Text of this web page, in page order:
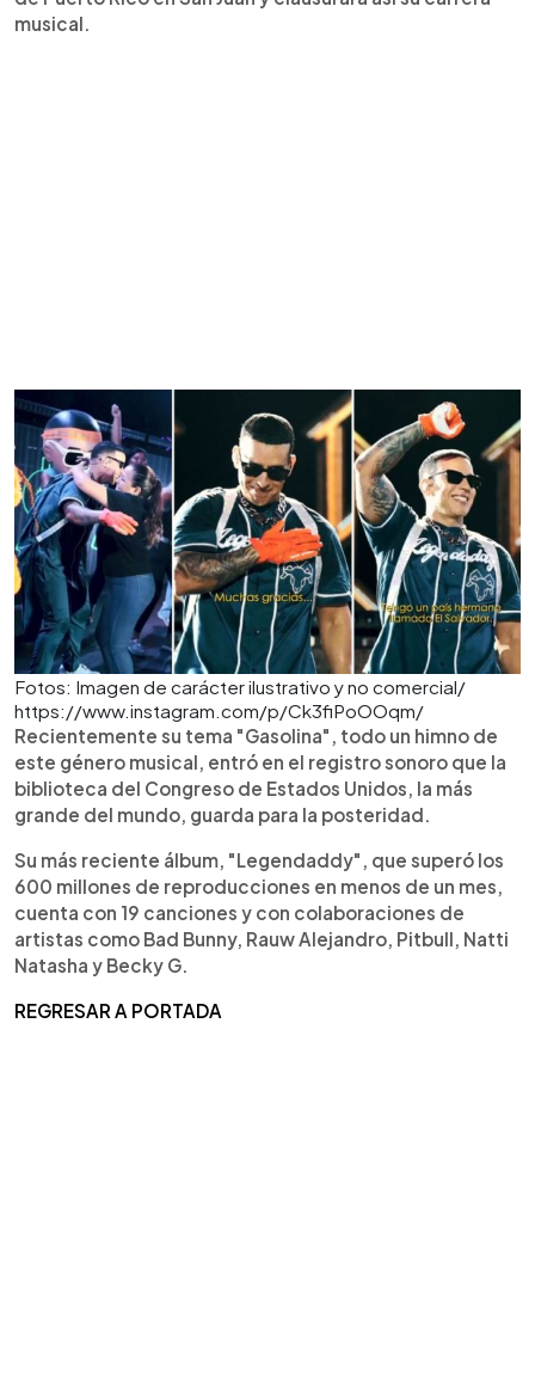
musical.
Fotos: Imagen de carácter ilustrativo y no comercial/
https://www.instagram.com/p/Ck3fiPoOOqm/
Recientemente su tema "Gasolina", todo un himno de
este género musical, entró en el registro sonoro que la
biblioteca del Congreso de Estados Unidos, la más
grande del mundo, guarda para la posteridad.
Su más reciente álbum, "Legendaddy", que superó los
600 millones de reproducciones en menos de un mes,
cuenta con 19 canciones y con colaboraciones de
artistas como Bad Bunny, Rauw Alejandro, Pitbull, Natti
Natasha y Becky G.
REGRESAR A PORTADA